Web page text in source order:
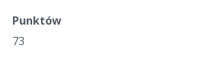
Punktów
73